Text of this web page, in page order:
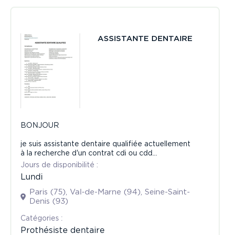
ASSISTANTE DENTAIRE
Jours de disponibilité :
Lundi
Paris (75), Val-de-Marne (94), Seine-Saint-
Denis (93)
BONJOUR
je suis assistante dentaire qualifiée actuellement
à la recherche d'un contrat cdi ou cdd
,remplacement.
Je suis disponible en juin.
Pour toute question veuillez bien me contacter.
Cordialement !
Сatégories :
Prothésiste dentaire